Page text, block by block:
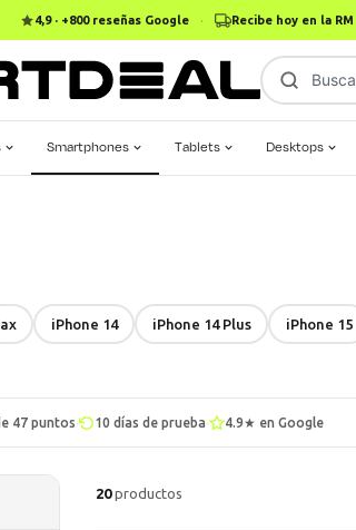
4,9 · +800 reseñas Google · Recibe hoy en la RM
Busca
Smartphones Tablets Desktops
iPhone 14 iPhone 14 Plus iPhone 15
47 puntos 10 días de prueba 4.9★ en Google
20productos